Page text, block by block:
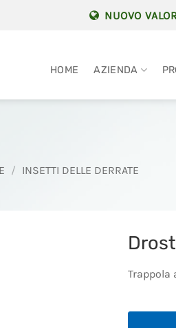
NUOVO
HOME AZIENDA
/ INSETTI DELLE DERRATE
Trappola